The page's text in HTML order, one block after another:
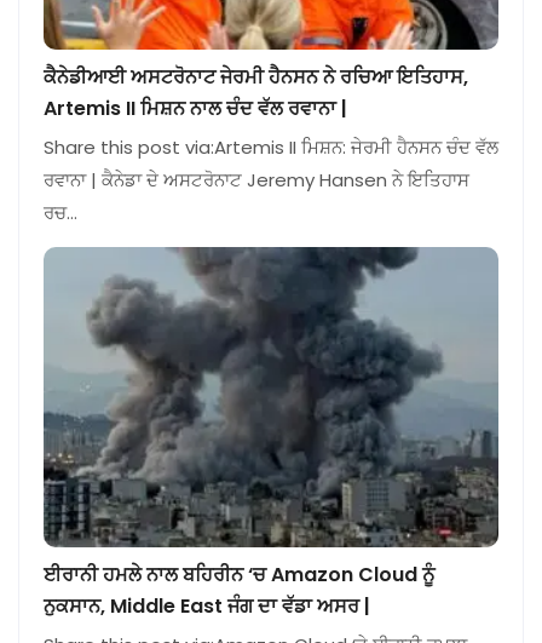
ਕੈਨੇਡੀਆਈ ਅਸਟਰੋਨਾਟ ਜੇਰਮੀ ਹੈਨਸਨ ਨੇ ਰਚਿਆ ਇਤਿਹਾਸ,
Artemis II ਮਿਸ਼ਨ ਨਾਲ ਚੰਦ ਵੱਲ ਰਵਾਨਾ |
Share this post via:Artemis II ਮਿਸ਼ਨ: ਜੇਰਮੀ ਹੈਨਸਨ ਚੰਦ ਵੱਲ
ਰਵਾਨਾ | ਕੈਨੇਡਾ ਦੇ ਅਸਟਰੋਨਾਟ Jeremy Hansen ਨੇ ਇਤਿਹਾਸ
ਰਚ…
ਈਰਾਨੀ ਹਮਲੇ ਨਾਲ ਬਹਿਰੀਨ ‘ਚ Amazon Cloud ਨੂੰ
ਨੁਕਸਾਨ, Middle East ਜੰਗ ਦਾ ਵੱਡਾ ਅਸਰ |